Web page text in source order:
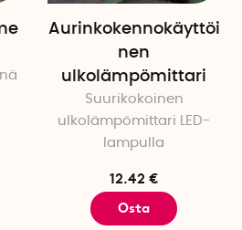
Aurinkokennokäyttöi
nen
ulkolämpömittari
Suurikokoinen
ulkolämpömittari LED-
lampulla
12.42 €
Osta